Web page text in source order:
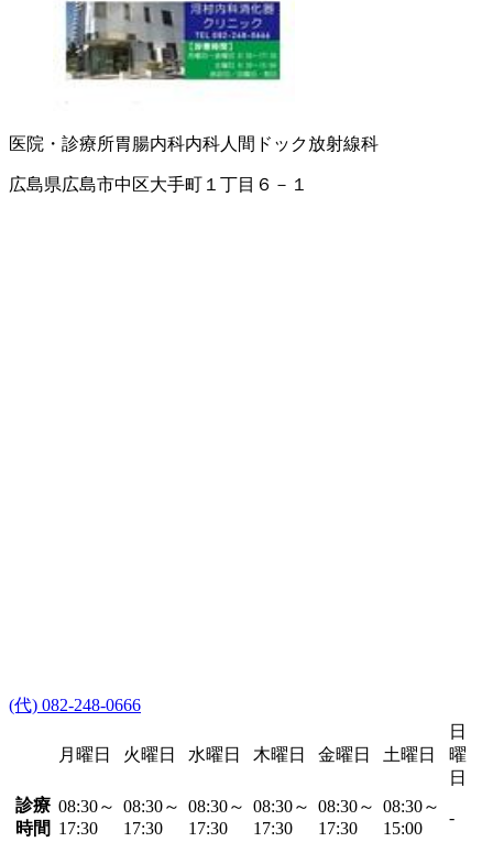
医院・診療所胃腸内科内科人間ドック放射線科
広島県広島市中区大手町１丁目６－１
(代) 082-248-0666
月曜日 火曜日 水曜日 木曜日 金曜日 土曜日
日
曜
日
診療
時間
08:30～
17:30
08:30～
17:30
08:30～
17:30
08:30～
17:30
08:30～
17:30
08:30～
15:00
-